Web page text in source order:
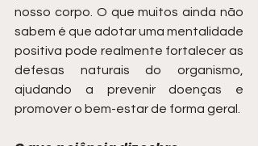
nosso corpo. O que muitos ainda não
sabem é que adotar uma mentalidade
positiva pode realmente fortalecer as
defesas naturais do organismo,
ajudando a prevenir doenças e
promover o bem-estar de forma geral.